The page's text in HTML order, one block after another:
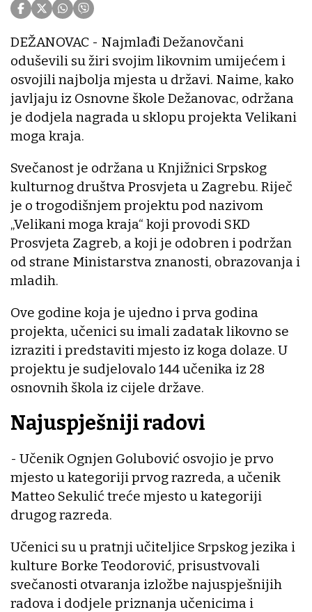
DEŽANOVAC - Najmlađi Dežanovčani
oduševili su žiri svojim likovnim umijećem i
osvojili najbolja mjesta u državi. Naime, kako
javljaju iz Osnovne škole Dežanovac, održana
je dodjela nagrada u sklopu projekta Velikani
moga kraja.
Svečanost je održana u Knjižnici Srpskog
kulturnog društva Prosvjeta u Zagrebu. Riječ
je o trogodišnjem projektu pod nazivom
„Velikani moga kraja“ koji provodi SKD
Prosvjeta Zagreb, a koji je odobren i podržan
od strane Ministarstva znanosti, obrazovanja i
mladih.
Ove godine koja je ujedno i prva godina
projekta, učenici su imali zadatak likovno se
izraziti i predstaviti mjesto iz koga dolaze. U
projektu je sudjelovalo 144 učenika iz 28
osnovnih škola iz cijele države.
Najuspješniji radovi
- Učenik Ognjen Golubović osvojio je prvo
mjesto u kategoriji prvog razreda, a učenik
Matteo Sekulić treće mjesto u kategoriji
drugog razreda.
Učenici su u pratnji učiteljice Srpskog jezika i
kulture Borke Teodorović, prisustvovali
svečanosti otvaranja izložbe najuspješnijih
radova i dodjele priznanja učenicima i